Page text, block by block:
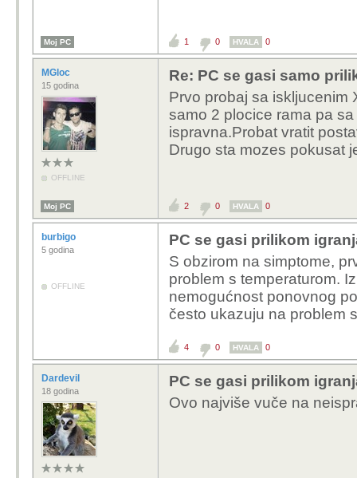
Moj PC 1 0 HVALA 0
MGloc
15 godina
OFFLINE
Re: PC se gasi samo
Prvo probaj sa iskljucenim
samo 2 plocice rama pa
ispravna.Probat vratit
Drugo sta mozes pokusat
Moj PC 2 0 HVALA 0
burbigo
5 godina
OFFLINE
PC se gasi prilikom
S obzirom na simptome,
problem s temperaturom.
nemogućnost ponovnog
često ukazuju na problem
4 0 HVALA 0
Dardevil
18 godina
PC se gasi prilikom
Ovo najviše vuče na